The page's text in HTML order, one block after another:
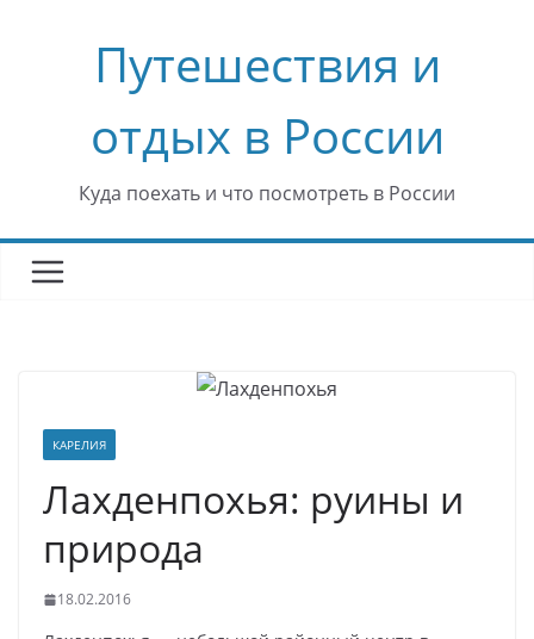
содержимомуПутешествия и
отдых в России
Куда поехать и что посмотреть в России
КАРЕЛИЯ
Лахденпохья: руины и
природа
18.02.2016